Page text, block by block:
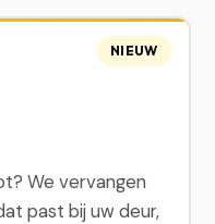
We vervangen
past bij uw deur,
NIEUW